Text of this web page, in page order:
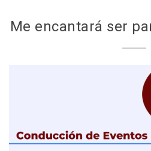
Me encantará ser